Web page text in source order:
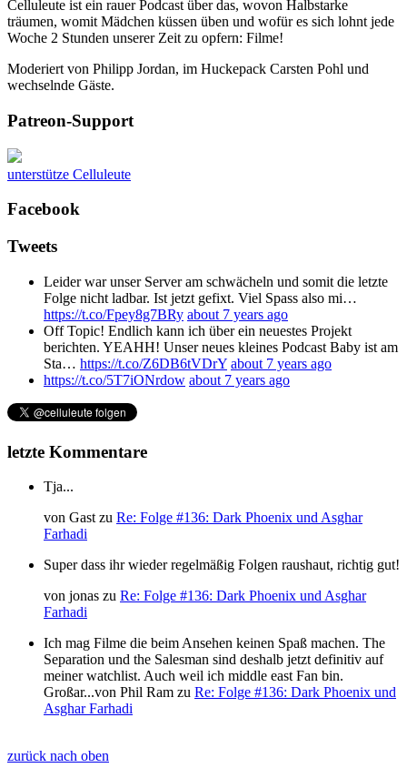
Celluleute ist ein rauer Podcast über das, wovon Halbstarke
träumen, womit Mädchen küssen üben und wofür es sich lohnt jede
Woche 2 Stunden unserer Zeit zu opfern: Filme!
Moderiert von Philipp Jordan, im Huckepack Carsten Pohl und
wechselnde Gäste.
Patreon-Support
unterstütze Celluleute
Facebook
Tweets
Leider war unser Server am schwächeln und somit die letzte
Folge nicht ladbar. Ist jetzt gefixt. Viel Spass also mi…
https://t.co/Fpey8g7BRy about 7 years ago
Off Topic! Endlich kann ich über ein neuestes Projekt
berichten. YEAHH! Unser neues kleines Podcast Baby ist am
Sta… https://t.co/Z6DB6tVDrY about 7 years ago
https://t.co/5T7iONrdow about 7 years ago
letzte Kommentare
Tja...
von Gast zu Re: Folge #136: Dark Phoenix und Asghar
Farhadi
Super dass ihr wieder regelmäßig Folgen raushaut, richtig gut!
von jonas zu Re: Folge #136: Dark Phoenix und Asghar
Farhadi
Ich mag Filme die beim Ansehen keinen Spaß machen. The
Separation und the Salesman sind deshalb jetzt definitiv auf
meiner watchlist. Auch weil ich middle east Fan bin.
Großar...von Phil Ram zu Re: Folge #136: Dark Phoenix und
Asghar Farhadi
zurück nach oben